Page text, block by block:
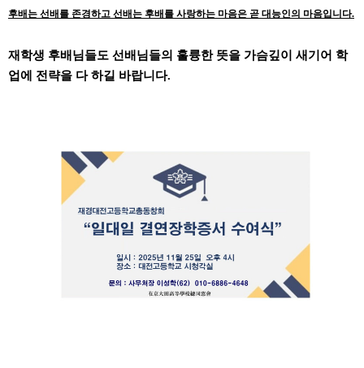
후배는 선배를 존경하고 선배는 후배를 사랑하는 마음은 곧 대능인의 마음입니다.
재학생 후배님들도 선배님들의 훌륭한 뜻을 가슴깊이 새기어 학
업에 전략을 다 하길 바랍니다.